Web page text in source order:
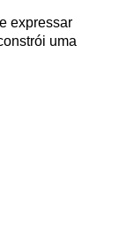
expressar
uma